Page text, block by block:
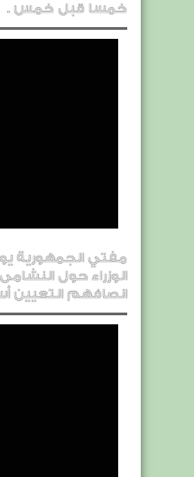
خمسا قبل خمس .
مفتي الجمهورية
الوزراء حول
انصافهم التعيين